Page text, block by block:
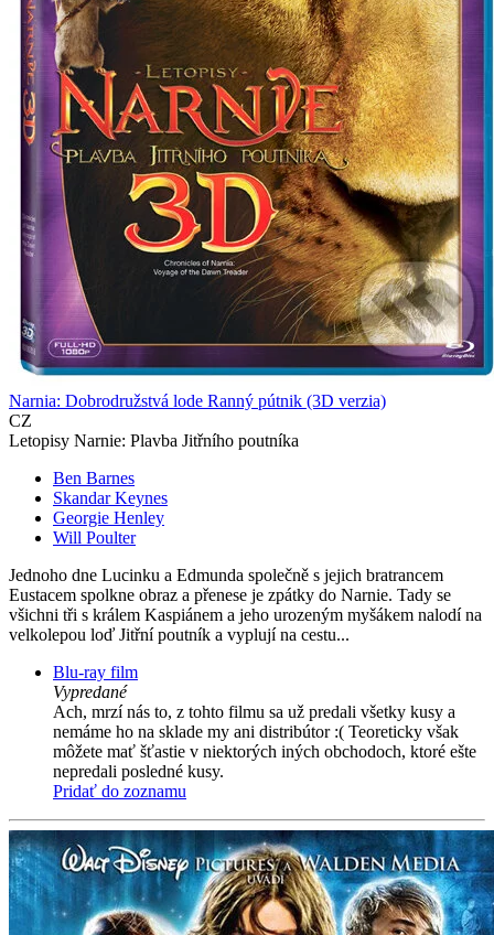
Narnia: Dobrodružstvá lode Ranný pútnik (3D verzia)
CZ
Letopisy Narnie: Plavba Jitřního poutníka
Ben Barnes
Skandar Keynes
Georgie Henley
Will Poulter
Jednoho dne Lucinku a Edmunda společně s jejich bratrancem
Eustacem spolkne obraz a přenese je zpátky do Narnie. Tady se
všichni tři s králem Kaspiánem a jeho urozeným myšákem nalodí na
velkolepou loď Jitřní poutník a vyplují na cestu...
Blu-ray film
Vypredané
Ach, mrzí nás to, z tohto filmu sa už predali všetky kusy a
nemáme ho na sklade my ani distribútor :( Teoreticky však
môžete mať šťastie v niektorých iných obchodoch, ktoré ešte
nepredali posledné kusy.
Pridať do zoznamu